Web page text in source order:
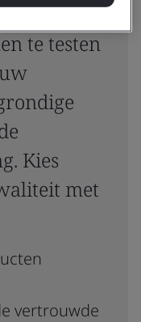
te testen
Kies
met
vertrouwde